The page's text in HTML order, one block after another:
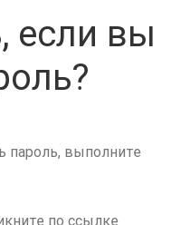
если вы
пароль, выполните
по ссылке